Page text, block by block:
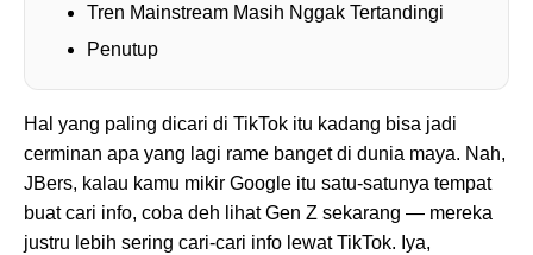
Tren Mainstream Masih Nggak Tertandingi
Penutup
Hal yang paling dicari di TikTok itu kadang bisa jadi
cerminan apa yang lagi rame banget di dunia maya. Nah,
JBers, kalau kamu mikir Google itu satu-satunya tempat
buat cari info, coba deh lihat Gen Z sekarang — mereka
justru lebih sering cari-cari info lewat TikTok. Iya,